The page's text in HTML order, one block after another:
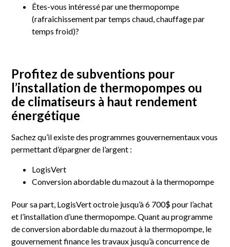
Êtes-vous intéressé par une thermopompe
(rafraîchissement par temps chaud, chauffage par
temps froid)?
Profitez de subventions pour
l’installation de thermopompes ou
de climatiseurs à haut rendement
énergétique
Sachez qu’il existe des programmes gouvernementaux vous
permettant d’épargner de l’argent :
LogisVert
Conversion abordable du mazout à la thermopompe
Pour sa part, LogisVert octroie jusqu’à 6 700$ pour l’achat
et l’installation d’une thermopompe. Quant au programme
de conversion abordable du mazout à la thermopompe, le
gouvernement finance les travaux jusqu’à concurrence de